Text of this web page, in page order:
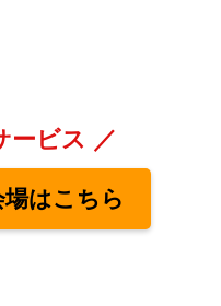
ービス ／
はこちら